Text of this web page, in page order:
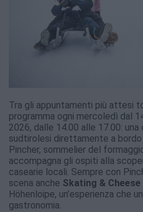
Tra gli appuntamenti più attesi
programma ogni mercoledì dal
2026, dalle 14.00 alle 17.00:
sudtirolesi direttamente a
Pincher, sommelier del
accompagna gli ospiti alla
casearie locali. Sempre con
scena anche Skating & Cheese
Höhenloipe, un’esperienza che
gastronomia.